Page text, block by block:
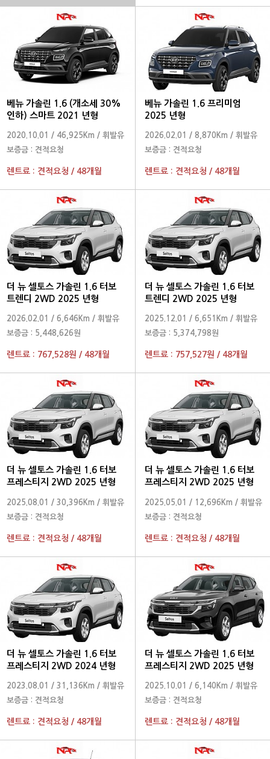
베뉴 가솔린 1.6 (개소세 30%
인하) 스마트 2021 년형
2020.10.01 / 46,925Km / 휘발유
보증금 : 견적요청
렌트료 : 견적요청 / 48개월
베뉴 가솔린 1.6 프리미엄
2025 년형
2026.02.01 / 8,870Km / 휘발유
보증금 : 견적요청
렌트료 : 견적요청 / 48개월
더 뉴 셀토스 가솔린 1.6 터보
트렌디 2WD 2025 년형
2026.02.01 / 6,646Km / 휘발유
보증금 : 5,448,626원
렌트료 : 767,528원 / 48개월
더 뉴 셀토스 가솔린 1.6 터보
트렌디 2WD 2025 년형
2025.12.01 / 6,651Km / 휘발유
보증금 : 5,374,798원
렌트료 : 757,527원 / 48개월
더 뉴 셀토스 가솔린 1.6 터보
프레스티지 2WD 2025 년형
2025.08.01 / 30,396Km / 휘발유
보증금 : 견적요청
렌트료 : 견적요청 / 48개월
더 뉴 셀토스 가솔린 1.6 터보
프레스티지 2WD 2025 년형
2025.05.01 / 12,696Km / 휘발유
보증금 : 견적요청
렌트료 : 견적요청 / 48개월
더 뉴 셀토스 가솔린 1.6 터보
프레스티지 2WD 2024 년형
2023.08.01 / 31,136Km / 휘발유
보증금 : 견적요청
렌트료 : 견적요청 / 48개월
더 뉴 셀토스 가솔린 1.6 터보
프레스티지 2WD 2025 년형
2025.10.01 / 6,140Km / 휘발유
보증금 : 견적요청
렌트료 : 견적요청 / 48개월